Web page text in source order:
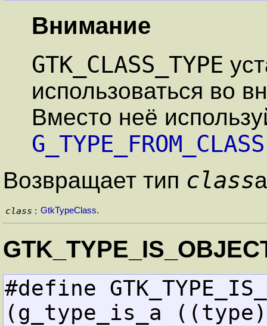
Внимание
GTK_CLASS_TYPE
использоваться во
Вместо неё
Возвращает тип class
class : GtkTypeClass.
#define
(g_type_is_a ((type),